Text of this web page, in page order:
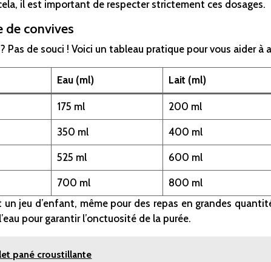
il est important de respecter strictement ces dosages.
de convives
Pas de souci ! Voici un tableau pratique pour vous aider à
Eau (ml) Lait (ml)
175 ml 200 ml
350 ml 400 ml
525 ml 600 ml
700 ml 800 ml
jeu d’enfant, même pour des repas en grandes
pour garantir l’onctuosité de la purée.
pané croustillante